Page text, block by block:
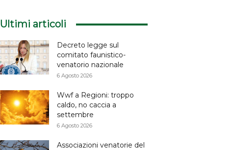
Ultimi articoli
Decreto legge sul
comitato faunistico-
venatorio nazionale
6 Agosto 2026
Wwf a Regioni: troppo
caldo, no caccia a
settembre
6 Agosto 2026
Associazioni venatorie del